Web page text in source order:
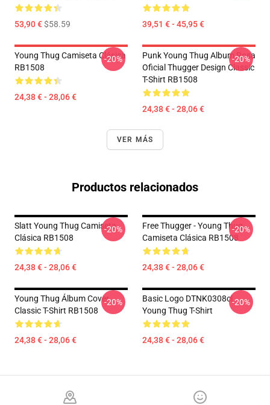
53,90 €$58.59 39,51 € - 45,95 €
Young Thug Camiseta Clásica
RB1508
24,38 € - 28,06 €
-20%
Punk Young Thug Album Rosa
Oficial Thugger Design Classic
T-Shirt RB1508
24,38 € - 28,06 €
-20%
VER MÁS
Productos relacionados
Slatt Young Thug Camiseta
Clásica RB1508
24,38 € - 28,06 €
-20%
Free Thugger - Young Thug
Camiseta Clásica RB1508
24,38 € - 28,06 €
-20%
Young Thug Álbum Cover
Classic T-Shirt RB1508
24,38 € - 28,06 €
-20%
Basic Logo DTNK0308cl
Young Thug T-Shirt
24,38 € - 28,06 €
-20%